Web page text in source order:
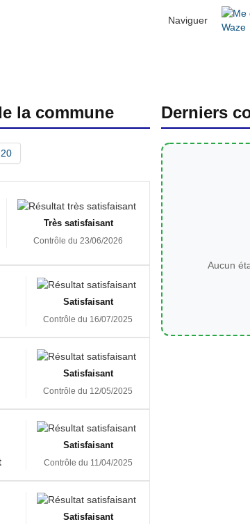
Naviguer
la commune
20
Très satisfaisant
Contrôle du 23/06/2026
Satisfaisant
Contrôle du 16/07/2025
Satisfaisant
Contrôle du 12/05/2025
Satisfaisant
Contrôle du 11/04/2025
Satisfaisant
Derniers
Aucun